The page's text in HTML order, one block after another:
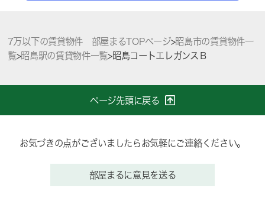
7万以下の賃貸物件 部屋まるTOPページ>昭島市の賃貸物件一
覧>昭島駅の賃貸物件一覧>昭島コートエレガンスＢ
ページ先頭に戻る
お気づきの点がございましたらお気軽にご連絡ください。
部屋まるに意見を送る